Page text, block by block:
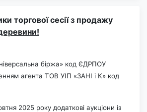
торгової сесії з продажу
біржа» код ЄДРПОУ
агента ТОВ УІП «ЗАНІ і К» код
2025 року додаткові аукціони із